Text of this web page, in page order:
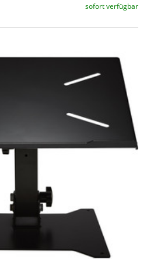
sofort verfügbar